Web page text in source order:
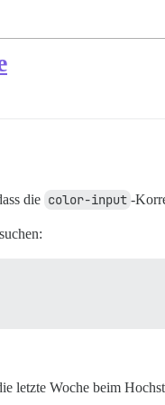
die color-input -
letzte Woche beim